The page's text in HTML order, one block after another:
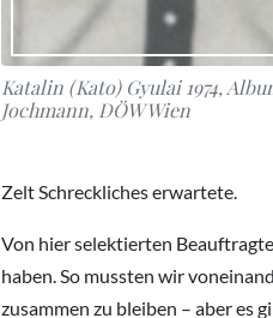
Katalin (Kato) Gyulai 1974,
Jochmann, DÖW Wien
Zelt Schreckliches erwartete.
Von hier selektierten
haben. So mussten wir
zusammen zu bleiben – aber es